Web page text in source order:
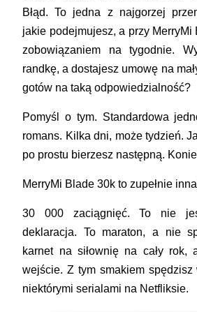
Błąd. To jedna z najgorzej
jakie podejmujesz, a przy
zobowiązaniem na tygodnie.
randkę, a dostajesz umowę na
gotów na taką odpowiedzialność?
Pomyśl o tym. Standardowa
romans. Kilka dni, może tydzień.
po prostu bierzesz następną.
MerryMi Blade 30k to zupełnie
30 000 zaciągnięć. To nie
deklaracja. To maraton, a nie
karnet na siłownię na cały rok,
wejście. Z tym smakiem
niektórymi serialami na Netfliksie.